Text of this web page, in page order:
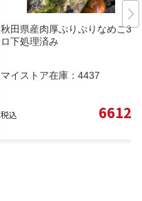
秋田県産肉厚ぷりぷりなめこ3キ
ロ下処理済み
マイストア在庫： 4437
税込 6612